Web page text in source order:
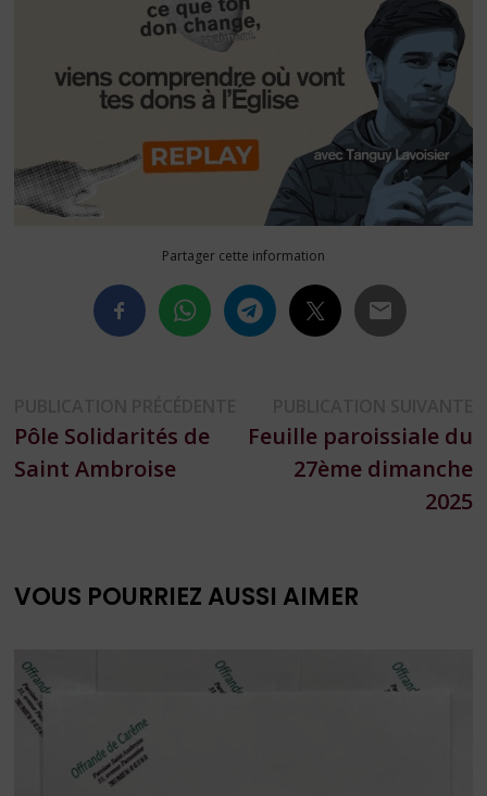
Partager cette information
de
l’article
précédente :
Pôle Solidarités de
Saint Ambroise
Feuille paroissiale du
27ème dimanche
2025
VOUS POURRIEZ AUSSI AIMER